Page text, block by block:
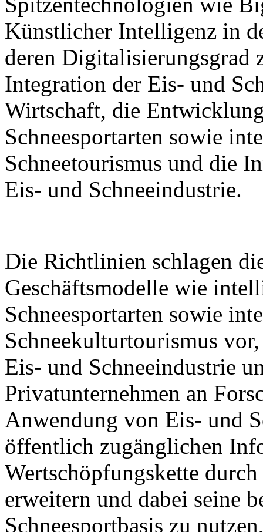
Künstlicher Intelligenz in
deren Digitalisierungsgrad
Integration der Eis- und
Wirtschaft, die
Schneesportarten sowie
Schneetourismus und die
Eis- und Schneeindustrie.
Die Richtlinien schlagen
Geschäftsmodelle wie
Schneesportarten sowie
Schneekulturtourismus
Eis- und Schneeindustrie
Privatunternehmen an
Anwendung von Eis- und
öffentlich zugänglichen
Wertschöpfungskette
erweitern und dabei seine
Schneesportbasis zu